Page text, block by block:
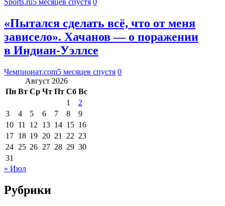
Sports.ru5 месяцев спустя 0
«Пытался сделать всё, что от меня
зависело». Хачанов — о поражении
в Индиан-Уэллсе
Чемпионат.com5 месяцев спустя 0
Август 2026
Пн Вт Ср Чт Пт Сб Вс
1
2
3
4 5 6 7 8
9
10 11 12 13 14 15 16
17 18 19 20 21 22 23
24 25 26 27 28 29 30
31
« Июл
Рубрики